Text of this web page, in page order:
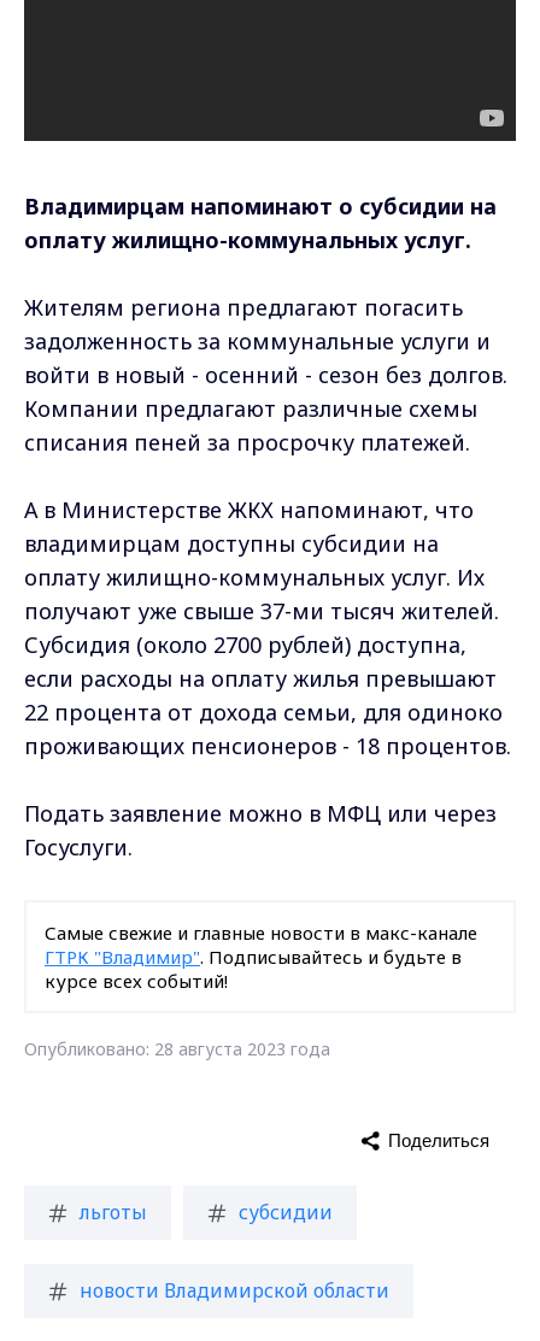
Владимирцам напоминают о субсидии на
оплату жилищно-коммунальных услуг.
Жителям региона предлагают погасить
задолженность за коммунальные услуги и
войти в новый - осенний - сезон без долгов.
Компании предлагают различные схемы
списания пеней за просрочку платежей.
А в Министерстве ЖКХ напоминают, что
владимирцам доступны субсидии на
оплату жилищно-коммунальных услуг. Их
получают уже свыше 37-ми тысяч жителей.
Субсидия (около 2700 рублей) доступна,
если расходы на оплату жилья превышают
22 процента от дохода семьи, для одиноко
проживающих пенсионеров - 18 процентов.
Подать заявление можно в МФЦ или через
Госуслуги.
Самые свежие и главные новости в макс-канале
ГТРК "Владимир". Подписывайтесь и будьте в
курсе всех событий!
Опубликовано: 28 августа 2023 года
льготы субсидии
новости Владимирской области
Поделиться